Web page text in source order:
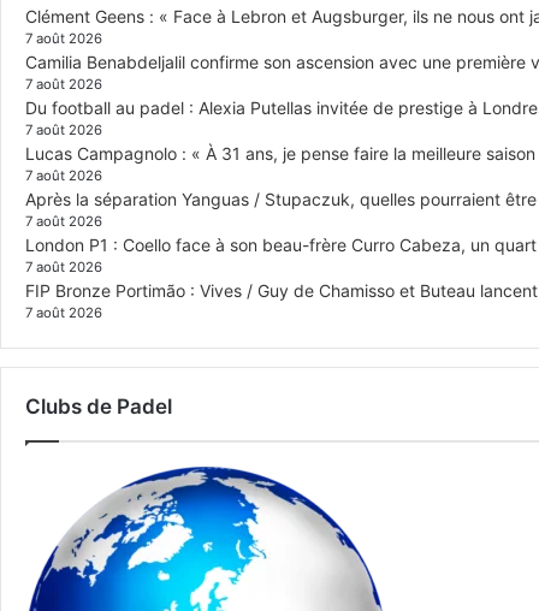
Clément Geens : « Face à Lebron et Augsburger, ils ne nous ont
7 août 2026
Camilia Benabdeljalil confirme son ascension avec une première
7 août 2026
Du football au padel : Alexia Putellas invitée de prestige à
7 août 2026
Lucas Campagnolo : « À 31 ans, je pense faire la meilleure
7 août 2026
Après la séparation Yanguas / Stupaczuk, quelles pourraient
7 août 2026
London P1 : Coello face à son beau-frère Curro Cabeza, un
7 août 2026
FIP Bronze Portimão : Vives / Guy de Chamisso et Buteau
7 août 2026
Clubs de Padel